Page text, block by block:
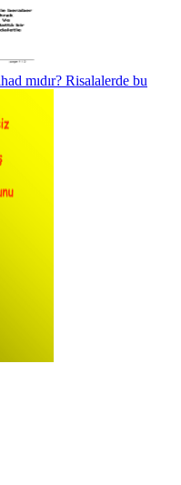
mıdır? Risalalerde bu